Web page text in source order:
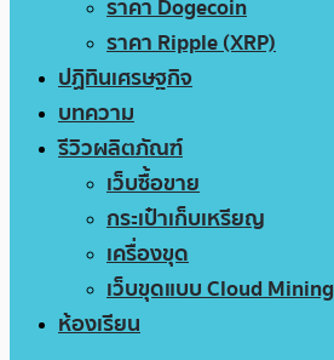
ราคา Dogecoin
ราคา Ripple (XRP)
ปฏิทินเศรษฐกิจ
บทความ
รีวิวผลิตภัณฑ์
เว็บซื้อขาย
กระเป๋าเก็บเหรียญ
เครื่องขุด
เว็บขุดแบบ Cloud Mining
ห้องเรียน